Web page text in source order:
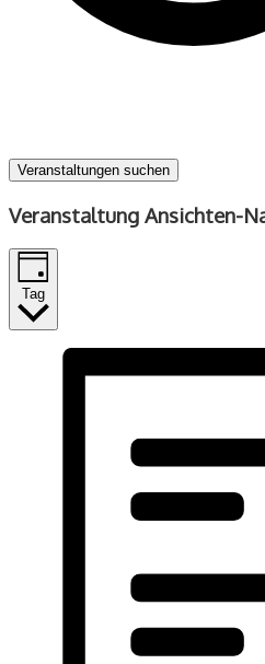
Veranstaltungen suchen
Veranstaltung Ansichten-
Tag